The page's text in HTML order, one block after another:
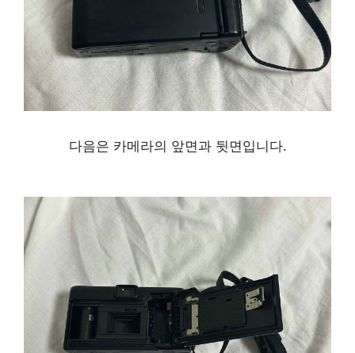
다음은 카메라의 앞면과 뒷면입니다.